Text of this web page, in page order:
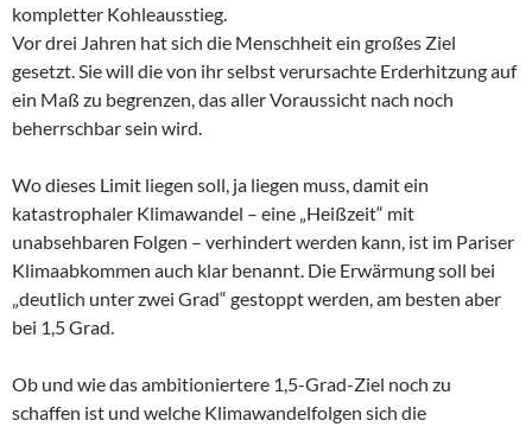
kompletter Kohleausstieg.
Vor drei Jahren hat sich die Menschheit ein großes Ziel
gesetzt. Sie will die von ihr selbst verursachte Erderhitzung auf
ein Maß zu begrenzen, das aller Voraussicht nach noch
beherrschbar sein wird.
Wo dieses Limit liegen soll, ja liegen muss, damit ein
katastrophaler Klimawandel – eine „Heißzeit“ mit
unabsehbaren Folgen – verhindert werden kann, ist im Pariser
Klimaabkommen auch klar benannt. Die Erwärmung soll bei
„deutlich unter zwei Grad“ gestoppt werden, am besten aber
bei 1,5 Grad.
Ob und wie das ambitioniertere 1,5-Grad-Ziel noch zu
schaffen ist und welche Klimawandelfolgen sich die